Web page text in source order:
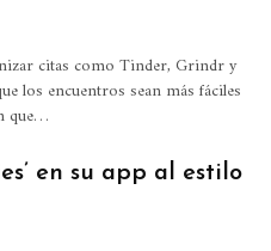
citas como Tinder, Grindr y
los encuentros sean más fáciles
que…
en su app al estilo